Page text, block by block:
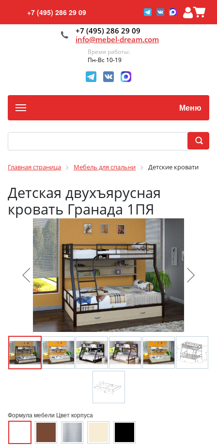
+7 (495) 286 29 09
+7 (495) 286 29 09
info@mebel-dream.com
Время работы:
Пн-Вс 10-19
Меню
Главная страница Мебель для спальни Детские кровати
Детская двухъярусная
кровать Гранада 1ПЯ
Формула мебели Цвет корпуса